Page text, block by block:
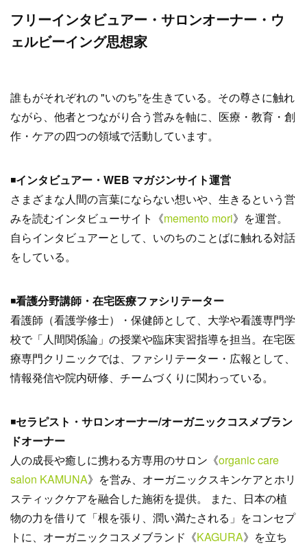
フリーインタビュアー・サロンオーナー・ウ
ェルビーイング思想家
誰もがそれぞれの "いのち”を生きている。その尊さに触れ
ながら、他者とつながり合う営みを軸に、医療・教育・創
作・ケアの四つの領域で活動しています。
◾️インタビュアー・WEB マガジンサイト運営
さまざまな人間の言葉にならない想いや、生きるという営
みを読むインタビューサイト《memento mori》を運営。
自らインタビュアーとして、いのちのことばに触れる対話
をしている。
◾️看護分野講師・在宅医療ファシリテーター
看護師（看護学修士）・保健師として、大学や看護専門学
校で「人間関係論」の授業や臨床実習指導を担当。在宅医
療専門クリニックでは、ファシリテーター・広報として、
情報発信や院内研修、チームづくりに関わっている。
◾️セラピスト・サロンオーナー/オーガニックコスメブラン
ドオーナー
人の成長や癒しに携わる方専用のサロン《organic care
salon KAMUNA》を営み、オーガニックスキンケアとホリ
スティックケアを融合した施術を提供。 また、日本の植
物の力を借りて「根を張り、潤い満たされる」をコンセプ
トに、オーガニックコスメブランド《KAGURA》を立ち